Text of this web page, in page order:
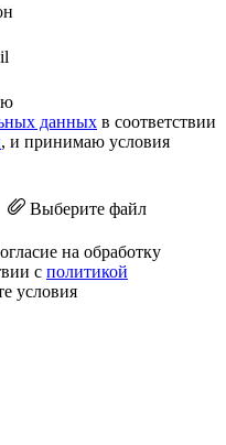
данных в соответствии
, и принимаю условия
Выберите файл
на обработку
с политикой
условия